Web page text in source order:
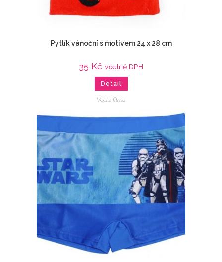
Pytlík vánoční s motivem 24 x 28 cm
35 Kč včetně DPH
Detail
Veci z filmu